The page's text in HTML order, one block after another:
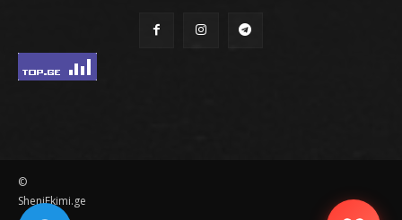
©
SheniEkimi.ge